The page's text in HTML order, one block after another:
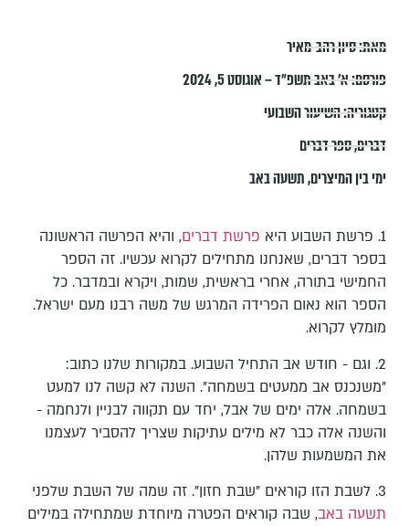
מאת:סיון רהב-מאיר
פורסם:א׳ באב תשפ״ד – אוגוסט 5, 2024
קטגוריה:השיעור השבועי
דברים,ספר דברים
ימי בין המיצרים,תשעה באב
1.⁠ פרשת השבוע היא פרשת דברים, והיא הפרשה הראשונה
בספר דברים, שאנחנו מתחילים לקרוא עכשיו. זה הספר
החמישי בתורה, אחרי בראשית, שמות, ויקרא ובמדבר. כל
הספר הוא נאום הפרידה המרגש של משה רבנו מעם ישראל.
מומלץ לקרוא.
2. וגם - חודש אב התחיל השבוע. במקורות שלנו כתוב:
⁠"משנכנס אב ממעטים בשמחה". השנה לא קשה לנו למעט
בשמחה. אלה ימים של אבל, יחד עם תקווה לבניין ולנחמה -
והשנה אלה כבר לא מילים עתיקות שצריך להסביר לעצמנו
את המשמעות שלהן.
3. לשבת הזו קוראים "שבת חזון". זה שמה של השבת שלפני
תשעה באב, שבה קוראים הפטרה מיוחדת שמתחילה במילים